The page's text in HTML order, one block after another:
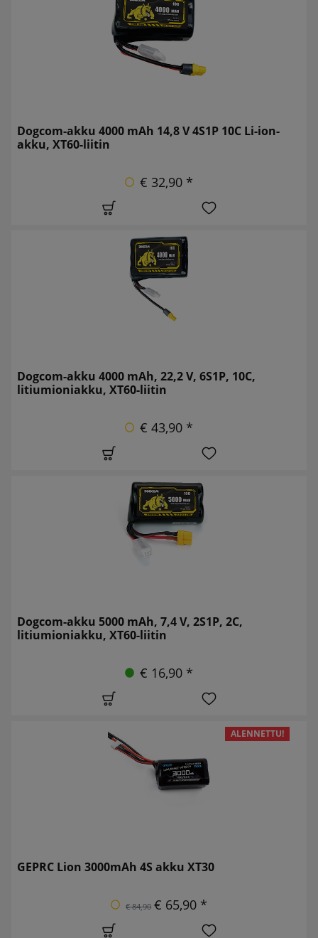
Dogcom-akku 4000 mAh 14,8 V 4S1P 10C Li-ion-
akku, XT60-liitin
€ 32,90 *
Dogcom-akku 4000 mAh, 22,2 V, 6S1P, 10C,
litiumioniakku, XT60-liitin
€ 43,90 *
Dogcom-akku 5000 mAh, 7,4 V, 2S1P, 2C,
litiumioniakku, XT60-liitin
€ 16,90 *
ALENNETTU!
GEPRC Lion 3000mAh 4S akku XT30
€ 84,90 € 65,90 *